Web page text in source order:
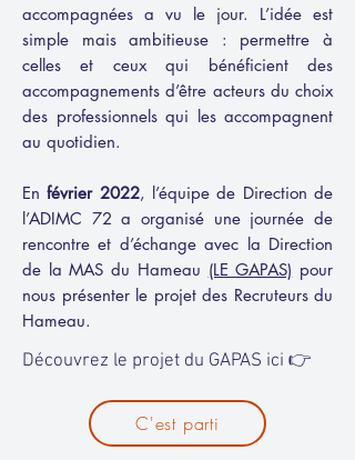
accompagnées a vu le jour. L’idée est
simple mais ambitieuse : permettre à
celles et ceux qui bénéficient des
accompagnements d’être acteurs du choix
des professionnels qui les accompagnent
au quotidien.
Enfévrier 2022, l’équipe de Direction de
l’ADIMC 72 a organisé une journée de
rencontre et d’échange avec la Direction
de la MAS du Hameau (LE GAPAS) pour
nous présenter le projet des Recruteurs du
Hameau.
Découvrez le projet du GAPAS ici 👉
C'est parti